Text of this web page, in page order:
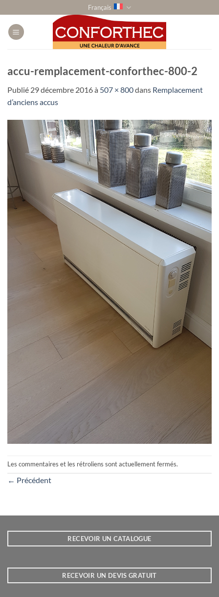
au
contenu
Français
accu-remplacement-conforthec-800-2
Publié 29 décembre 2016à 507 × 800dans Remplacement
d’anciens accus
Les commentaires et les rétroliens sont actuellement fermés.
← Précédent
RECEVOIR UN CATALOGUE
RECEVOIR UN DEVIS GRATUIT